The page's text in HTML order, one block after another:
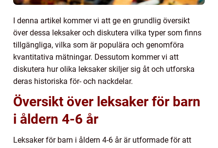
I denna artikel kommer vi att ge en grundlig översikt
över dessa leksaker och diskutera vilka typer som finns
tillgängliga, vilka som är populära och genomföra
kvantitativa mätningar. Dessutom kommer vi att
diskutera hur olika leksaker skiljer sig åt och utforska
deras historiska för- och nackdelar.
Översikt över leksaker för barn
i åldern 4-6 år
Leksaker för barn i åldern 4-6 år är utformade för att